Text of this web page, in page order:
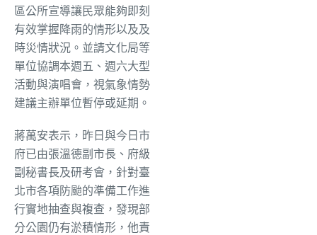
區公所宣導讓民眾能夠即刻
有效掌握降雨的情形以及及
時災情狀況。並請文化局等
單位協調本週五、週六大型
活動與演唱會，視氣象情勢
建議主辦單位暫停或延期。
蔣萬安表示，昨日與今日市
府已由張溫德副市長、府級
副秘書長及研考會，針對臺
北市各項防颱的準備工作進
行實地抽查與複查，發現部
分公園仍有淤積情形，他責